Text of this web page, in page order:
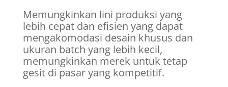
Memungkinkan lini produksi yang
lebih cepat dan efisien yang dapat
mengakomodasi desain khusus dan
ukuran batch yang lebih kecil,
memungkinkan merek untuk tetap
gesit di pasar yang kompetitif.